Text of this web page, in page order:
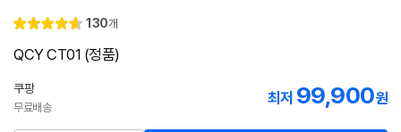
별
4.
리
130개
QCY CT01 (정품)
쿠팡
무료배송
최저 99,900원